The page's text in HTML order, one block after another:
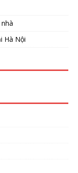
Hà Nội